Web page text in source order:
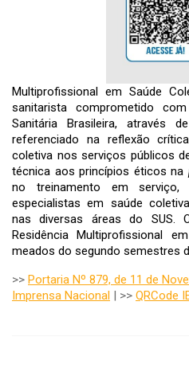
Multiprofissional em Saúde
sanitarista comprometido
Sanitária Brasileira, através
referenciado na reflexão
coletiva nos serviços públicos
técnica aos princípios éticos na
no treinamento em serviço,
especialistas em saúde
nas diversas áreas do SUS.
Residência Multiprofissional
meados do segundo semestres
>> Portaria Nº 879, de 11 de
Imprensa Nacional | >> QRCode